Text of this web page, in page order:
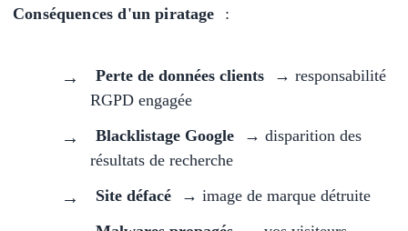
Conséquences d'un piratage :
Perte de données clients
→ responsabilité
RGPD engagée
Blacklistage Google
→ disparition des
résultats de recherche
Site défacé
→ image de marque détruite